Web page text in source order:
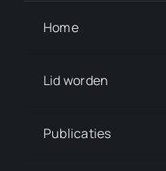
Home
Lid worden
Publicaties